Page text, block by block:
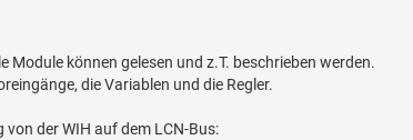
können gelesen und z.T. beschrieben werden.
die Variablen und die Regler.
der WIH auf dem LCN-Bus: